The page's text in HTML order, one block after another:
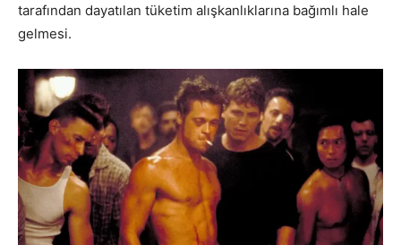
tarafından dayatılan tüketim alışkanlıklarına bağımlı hale
gelmesi.